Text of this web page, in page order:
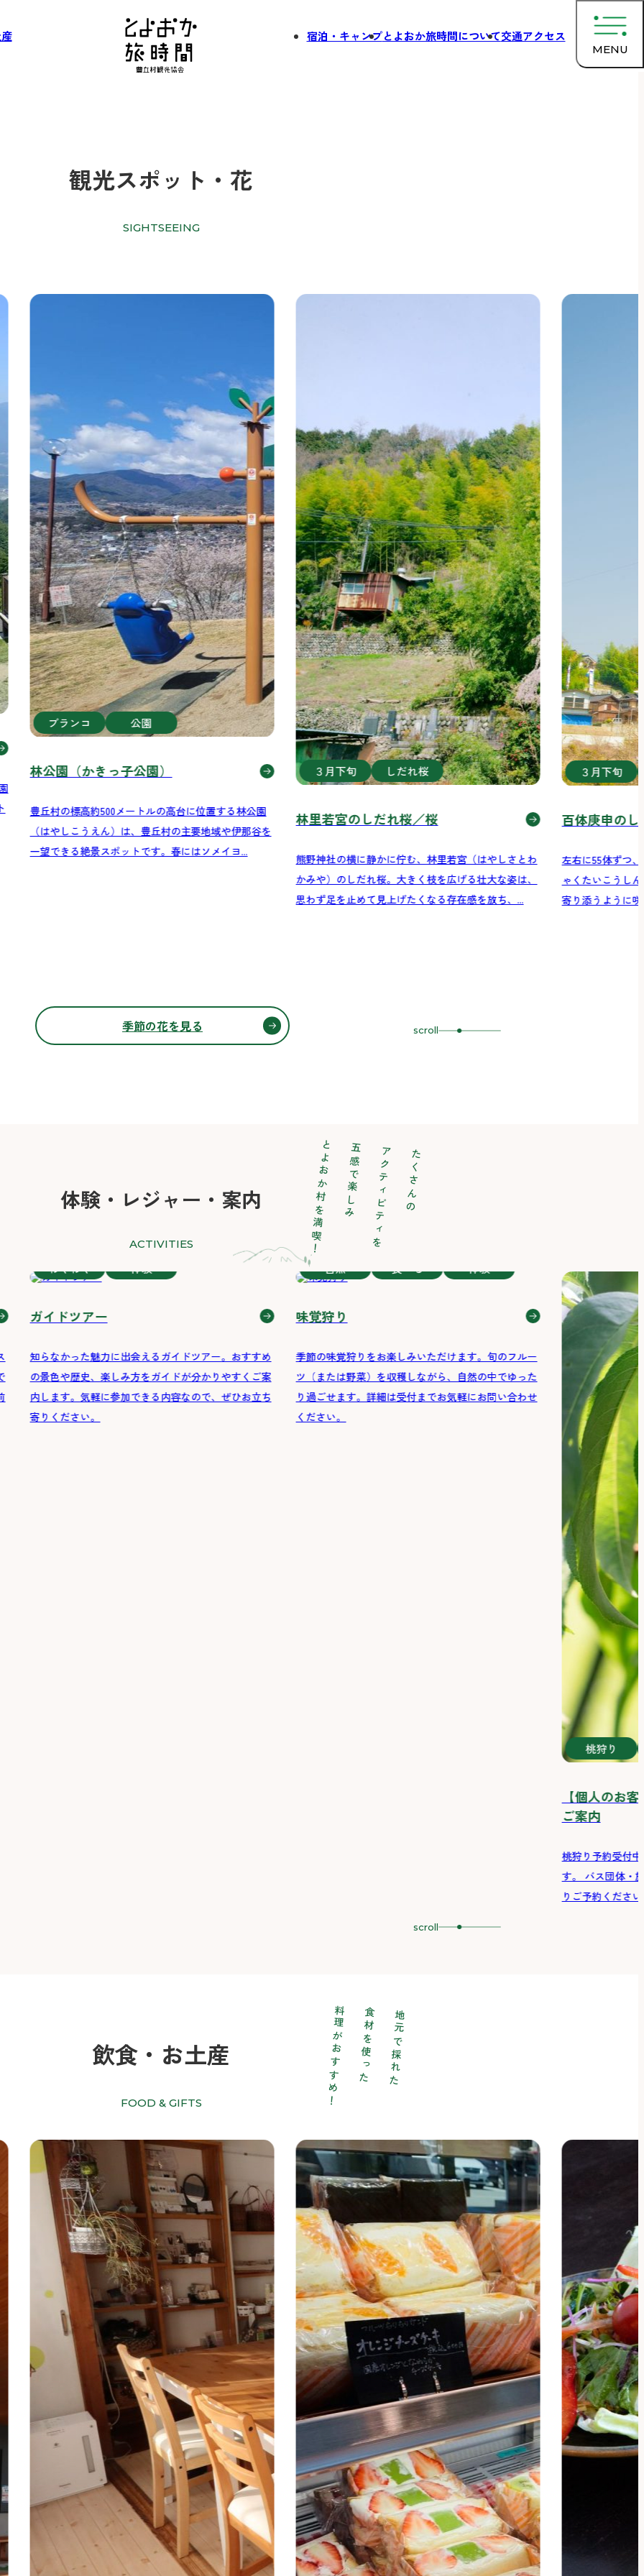
MENU
宿泊・キャンプとよおか旅時間について交通アクセス
観光スポット・花
SIGHTSEEING
ブランコ 公園
林公園（かきっ子公園）
豊丘村の標高約500メートルの高台に位置する林公園
（はやしこうえん）は、豊丘村の主要地域や伊那谷を
一望できる絶景スポットです。春にはソメイヨ...
３月下旬 しだれ桜
林里若宮のしだれ桜／桜
熊野神社の横に静かに佇む、林里若宮（はやしさとわ
かみや）のしだれ桜。大きく枝を広げる壮大な姿は、
思わず足を止めて見上げたくなる存在感を放ち、...
３月下旬
百体庚申の
左右に55体ずつ
ゃくたいこうし
寄り添うように
scroll
季節の花を見る
体験・レジャー・案内
ACTIVITIES
たくさんの
アクティビティを
五感で楽しみ
とよおか村を満喫！
わくわく 体験
ガイドツアー
知らなかった魅力に出会えるガイドツアー。おすすめ
の景色や歴史、楽しみ方をガイドが分かりやすくご案
内します。気軽に参加できる内容なので、ぜひお立ち
寄りください。
自然 食べる 体験
味覚狩り
季節の味覚狩りをお楽しみいただけます。旬のフルー
ツ（または野菜）を収穫しながら、自然の中でゆった
り過ごせます。詳細は受付までお気軽にお問い合わせ
ください。
桃狩り
【個人のお
ご案内
桃狩り予約受付
す。 バス団体・
りご予約くださ
scroll
飲食・お土産
FOOD & GIFTS
地元で採れた
食材を使った
料理がおすすめ！